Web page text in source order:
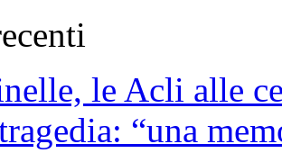
le Acli alle
“una